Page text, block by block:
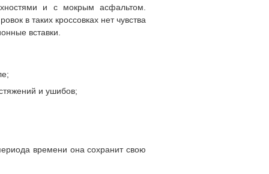
и с мокрым асфальтом.
в таких кроссовках нет чувства
вставки.
и ушибов;
времени она сохранит свою